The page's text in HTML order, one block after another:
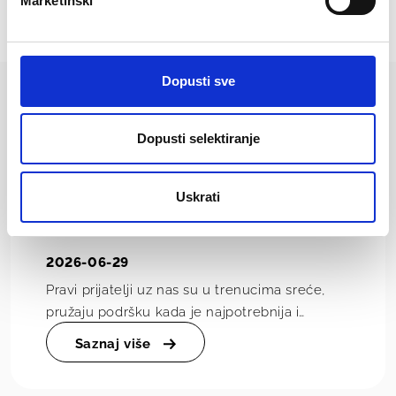
Dopusti sve
Dopusti selektiranje
Uskrati
Više vijesti
Međunarodni dan prijateljstva – Male
uspomene koje traju cijeli život
2026-06-29
Pravi prijatelji uz nas su u trenucima sreće,
pružaju podršku kada je najpotrebnija i
svakodnevne situacije pretvaraju u uspomene
koje pamti...
Saznaj više